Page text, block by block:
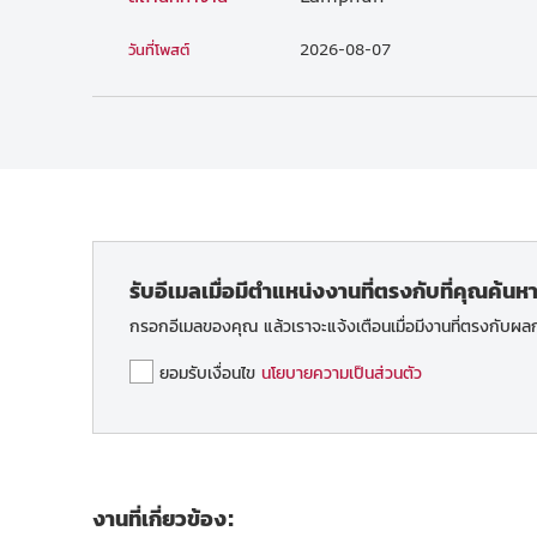
วันที่โพสต์ 2026-08-07
รับอีเมลเมื่อมีตำแหน่งงานที่ตรงกับที่คุณค้นหา
กรอกอีเมลของคุณ แล้วเราจะแจ้งเตือนเมื่อมีงานที่ตรงกับผ
ยอมรับเงื่อนไข นโยบายความเป็นส่วนตัว
งานที่เกี่ยวข้อง: